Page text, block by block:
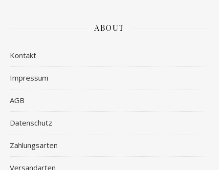
ABOUT
Kontakt
Impressum
AGB
Datenschutz
Zahlungsarten
Versandarten